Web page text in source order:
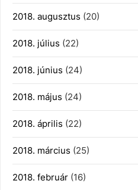
2018. augusztus (20)
2018. július (22)
2018. június (24)
2018. május (24)
2018. április (22)
2018. március (25)
2018. február (16)